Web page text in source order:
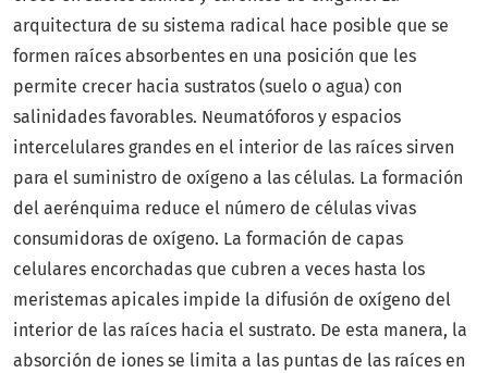
arquitectura de su sistema radical hace posible que se
formen raíces absorbentes en una posición que les
permite crecer hacia sustratos (suelo o agua) con
salinidades favorables. Neumatóforos y espacios
intercelulares grandes en el interior de las raíces sirven
para el suministro de oxígeno a las células. La formación
del aerénquima reduce el número de células vivas
consumidoras de oxígeno. La formación de capas
celulares encorchadas que cubren a veces hasta los
meristemas apicales impide la difusión de oxígeno del
interior de las raíces hacia el sustrato. De esta manera, la
absorción de iones se limita a las puntas de las raíces en